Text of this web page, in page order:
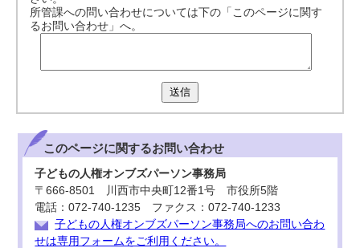
所管課への問い合わせについては下の「このページに関す
るお問い合わせ」へ。
送信
このページに関するお問い合わせ
子どもの人権オンブズパーソン事務局
〒666-8501 川西市中央町12番1号 市役所5階
電話：072-740-1235 ファクス：072-740-1233
子どもの人権オンブズパーソン事務局へのお問い合わ
せは専用フォームをご利用ください。